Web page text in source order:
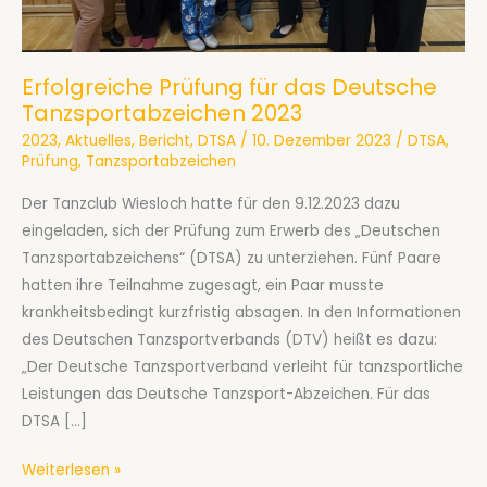
Erfolgreiche Prüfung für das Deutsche
Tanzsportabzeichen 2023
2023, Aktuelles, Bericht, DTSA / 10. Dezember 2023 / DTSA,
Prüfung, Tanzsportabzeichen
Der Tanzclub Wiesloch hatte für den 9.12.2023 dazu
eingeladen, sich der Prüfung zum Erwerb des „Deutschen
Tanzsportabzeichens“ (DTSA) zu unterziehen. Fünf Paare
hatten ihre Teilnahme zugesagt, ein Paar musste
krankheitsbedingt kurzfristig absagen. In den Informationen
des Deutschen Tanzsportverbands (DTV) heißt es dazu:
„Der Deutsche Tanzsportverband verleiht für tanzsportliche
Leistungen das Deutsche Tanzsport-Abzeichen. Für das
DTSA […]
Erfolgreiche
Weiterlesen »